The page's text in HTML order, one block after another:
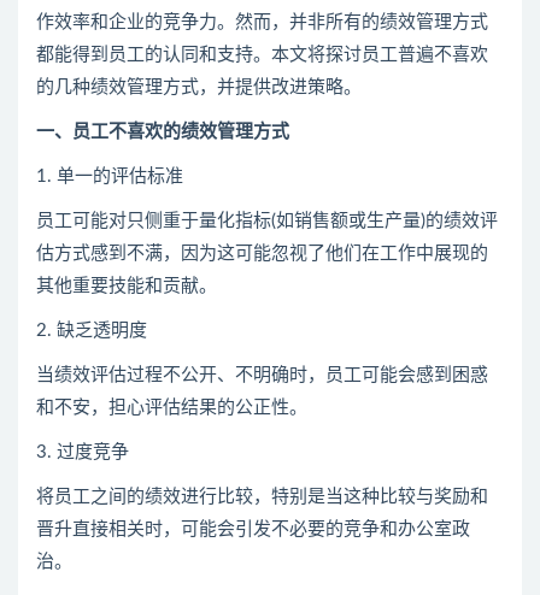
作效率和企业的竞争力。然而，并非所有的绩效管理方式
都能得到员工的认同和支持。本文将探讨员工普遍不喜欢
的几种绩效管理方式，并提供改进策略。
一、员工不喜欢的绩效管理方式
1. 单一的评估标准
员工可能对只侧重于量化指标(如销售额或生产量)的绩效评
估方式感到不满，因为这可能忽视了他们在工作中展现的
其他重要技能和贡献。
2. 缺乏透明度
当绩效评估过程不公开、不明确时，员工可能会感到困惑
和不安，担心评估结果的公正性。
3. 过度竞争
将员工之间的绩效进行比较，特别是当这种比较与奖励和
晋升直接相关时，可能会引发不必要的竞争和办公室政
治。